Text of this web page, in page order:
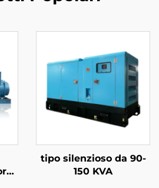
tipo silenzioso da 90-
150 KVA